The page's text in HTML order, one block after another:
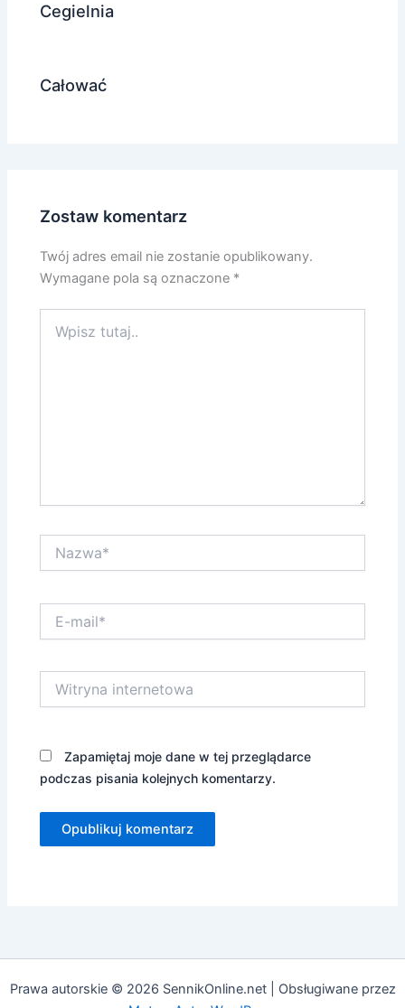
Cegielnia
Całować
Zostaw komentarz
Twój adres email nie zostanie opublikowany.
Wymagane pola są oznaczone *
tutaj..
mail*
internetowa
Zapamiętaj moje dane w tej przeglądarce
podczas pisania kolejnych komentarzy.
Prawa autorskie © 2026 SennikOnline.net | Obsługiwane przez